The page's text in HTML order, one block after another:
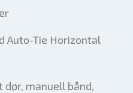
Auto-Tie Horizontal
manuell bånd,